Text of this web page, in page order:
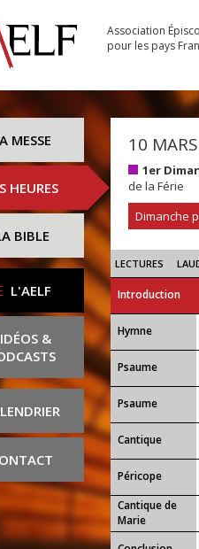
Association
pour les pays
MESSE
HEURES
BIBLE
L'AELF
&
10
1er
de la Férie
Dimanche
LECTURES
Introduction
Hymne
Psaume
Psaume
Cantique
Péricope
Cantique de
Marie